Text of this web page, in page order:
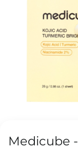
Medicube